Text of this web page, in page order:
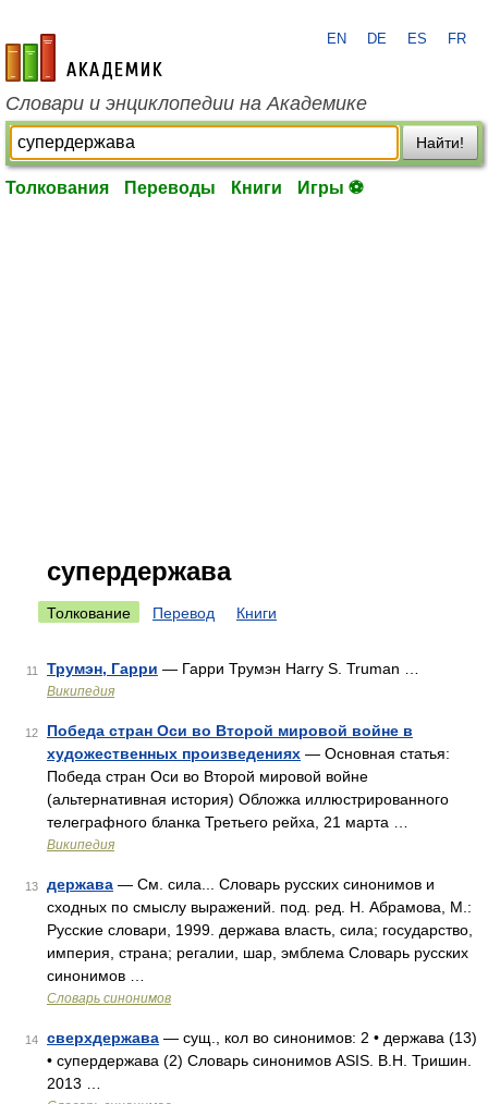
academic.ru
EN DE ES FR
Словари и энциклопедии на Академике
Найти!
Толкования Переводы Книги Игры ⚽
супердержава
Толкование Перевод Книги
11 Трумэн, Гарри — Гарри Трумэн Harry S. Truman …
Википедия
12
Победа стран Оси во Второй мировой войне в
художественных произведениях — Основная статья:
Победа стран Оси во Второй мировой войне
(альтернативная история) Обложка иллюстрированного
телеграфного бланка Третьего рейха, 21 марта …
Википедия
13 держава — См. сила... Словарь русских синонимов и
сходных по смыслу выражений. под. ред. Н. Абрамова, М.:
Русские словари, 1999. держава власть, сила; государство,
империя, страна; регалии, шар, эмблема Словарь русских
синонимов …
Словарь синонимов
14 сверхдержава — сущ., кол во синонимов: 2 • держава (13)
• супердержава (2) Словарь синонимов ASIS. В.Н. Тришин.
2013 …